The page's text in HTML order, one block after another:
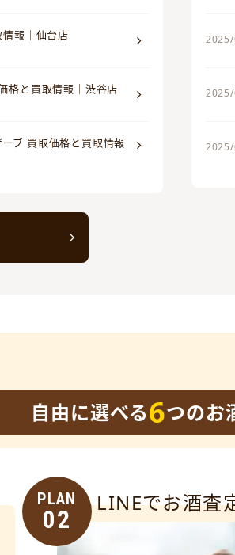
報｜仙台店
格と買取情報｜渋谷店
ブ 買取価格と買取情報
自由に選べる6つのお
PLAN
02
LINEでお酒査